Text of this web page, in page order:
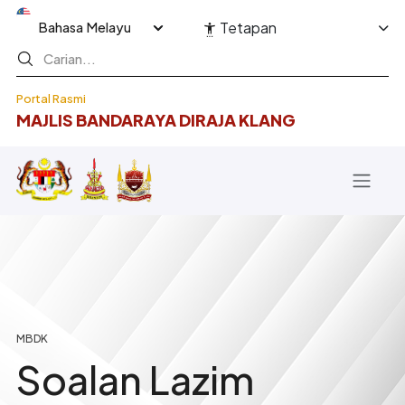
Langkau ke kandungan utama
Portal Rasmi
MAJLIS BANDARAYA DIRAJA KLANG
Select your language Tetapan
Breadcrumb
Soalan Lazim